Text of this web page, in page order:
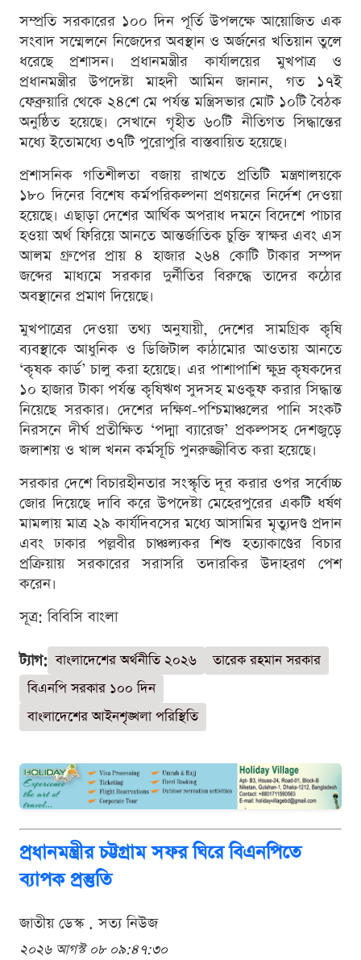
সম্প্রতি সরকারের ১০০ দিন পূর্তি উপলক্ষে আয়োজিত এক
সংবাদ সম্মেলনে নিজেদের অবস্থান ও অর্জনের খতিয়ান তুলে
ধরেছে প্রশাসন। প্রধানমন্ত্রীর কার্যালয়ের মুখপাত্র ও
প্রধানমন্ত্রীর উপদেষ্টা মাহদী আমিন জানান, গত ১৭ই
ফেব্রুয়ারি থেকে ২৪শে মে পর্যন্ত মন্ত্রিসভার মোট ১০টি বৈঠক
অনুষ্ঠিত হয়েছে। সেখানে গৃহীত ৬০টি নীতিগত সিদ্ধান্তের
মধ্যে ইতোমধ্যে ৩৭টি পুরোপুরি বাস্তবায়িত হয়েছে।
প্রশাসনিক গতিশীলতা বজায় রাখতে প্রতিটি মন্ত্রণালয়কে
১৮০ দিনের বিশেষ কর্মপরিকল্পনা প্রণয়নের নির্দেশ দেওয়া
হয়েছে। এছাড়া দেশের আর্থিক অপরাধ দমনে বিদেশে পাচার
হওয়া অর্থ ফিরিয়ে আনতে আন্তর্জাতিক চুক্তি স্বাক্ষর এবং এস
আলম গ্রুপের প্রায় ৪ হাজার ২৬৪ কোটি টাকার সম্পদ
জব্দের মাধ্যমে সরকার দুর্নীতির বিরুদ্ধে তাদের কঠোর
অবস্থানের প্রমাণ দিয়েছে।
মুখপাত্রের দেওয়া তথ্য অনুযায়ী, দেশের সামগ্রিক কৃষি
ব্যবস্থাকে আধুনিক ও ডিজিটাল কাঠামোর আওতায় আনতে
‘কৃষক কার্ড’ চালু করা হয়েছে। এর পাশাপাশি ক্ষুদ্র কৃষকদের
১০ হাজার টাকা পর্যন্ত কৃষিঋণ সুদসহ মওকুফ করার সিদ্ধান্ত
নিয়েছে সরকার। দেশের দক্ষিণ-পশ্চিমাঞ্চলের পানি সংকট
নিরসনে দীর্ঘ প্রতীক্ষিত ‘পদ্মা ব্যারেজ’ প্রকল্পসহ দেশজুড়ে
জলাশয় ও খাল খনন কর্মসূচি পুনরুজ্জীবিত করা হয়েছে।
সরকার দেশে বিচারহীনতার সংস্কৃতি দূর করার ওপর সর্বোচ্চ
জোর দিয়েছে দাবি করে উপদেষ্টা মেহেরপুরের একটি ধর্ষণ
মামলায় মাত্র ২৯ কার্যদিবসের মধ্যে আসামির মৃত্যুদণ্ড প্রদান
এবং ঢাকার পল্লবীর চাঞ্চল্যকর শিশু হত্যাকাণ্ডের বিচার
প্রক্রিয়ায় সরকারের সরাসরি তদারকির উদাহরণ পেশ
করেন।
সূত্র: বিবিসি বাংলা
ট্যাগ: বাংলাদেশের অর্থনীতি ২০২৬
তারেক রহমান সরকার
বিএনপি সরকার ১০০ দিন
বাংলাদেশের আইনশৃঙ্খলা পরিস্থিতি
প্রধানমন্ত্রীর চট্টগ্রাম সফর ঘিরে বিএনপিতে
ব্যাপক প্রস্তুতি
জাতীয় ডেস্ক . সত্য নিউজ
২০২৬ আগস্ট ০৮ ০৯:৪৭:৩০